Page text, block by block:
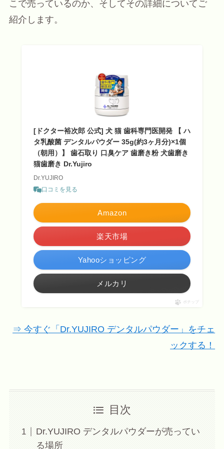
こで売っているのか、そしてその詳細についてご
紹介します。
[ドクター裕次郎 公式] 犬 猫 歯科専門医開発 【 ハ
タ乳酸菌 デンタルパウダー 35g(約3ヶ月分)×1個
（朝用）】 歯石取り 口臭ケア 歯磨き粉 犬歯磨き
猫歯磨き Dr.Yujiro
Dr.YUJIRO
口コミを見る
Amazon
楽天市場
Yahooショッピング
メルカリ
ポチップ
⇒ 今すぐ「Dr.YUJIRO デンタルパウダー」をチェ
ックする！
目次
Dr.YUJIRO デンタルパウダーが売ってい
る場所